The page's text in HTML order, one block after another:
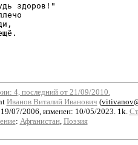
здоров!"
ещё.
4, последний от 21/09/2010.
Иванов Виталий Иванович (
07/2006, изменен: 10/05/2023. 1k.
: Афганистан, Поэзия